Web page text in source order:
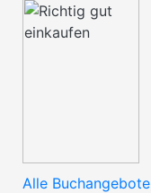
Alle Buchangebote